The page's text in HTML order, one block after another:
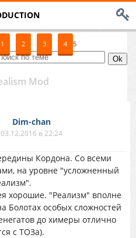
1 2 3 4 5
Mod
Dim-chan
03.12.2016 в 22:24
Кордона. Со всеми
на уровне "усложненный
хорошие. "Реализм" вполне
Болотах особых сложностей
до химеры отлично
с ТОЗа).